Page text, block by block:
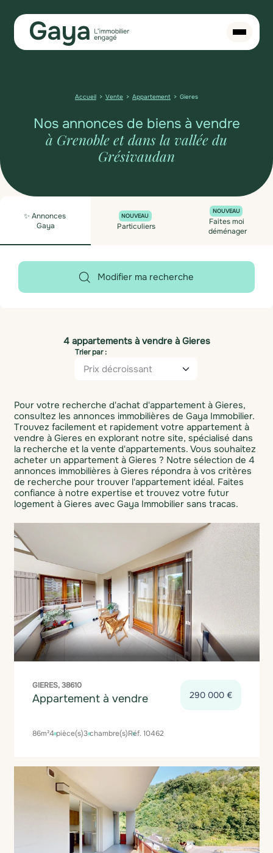
Accueil Vente Appartement Gieres
Nos annonces de biens à vendre
à Grenoble et dans la vallée du
Grésivaudan
✨ Annonces
Gaya
NOUVEAU
Particuliers
NOUVEAU
Faites moi
déménager
Modifier ma recherche
4 appartements à vendre à Gieres
Trier par :
Pour votre recherche d'achat d'appartement à Gieres,
consultez les annonces immobilières de Gaya Immobilier.
Trouvez facilement et rapidement votre appartement à
vendre à Gieres en explorant notre site, spécialisé dans
la recherche et la vente d'appartements. Vous souhaitez
acheter un appartement à Gieres ? Notre sélection de 4
annonces immobilières à Gieres répondra à vos critères
de recherche pour trouver l'appartement idéal. Faites
confiance à notre expertise et trouvez votre futur
logement à Gieres avec Gaya Immobilier sans tracas.
GIERES, 38610
Appartement à vendre 290 000 €
86m²4 pièce(s)3 chambre(s)Réf. 10462